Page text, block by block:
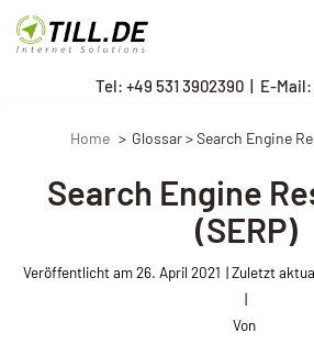
Zum
Tel: +49 531 3902390| E-
Home Glossar > Search Engine
Search Engine
(SERP)
Veröffentlicht am26. April 2021
Von